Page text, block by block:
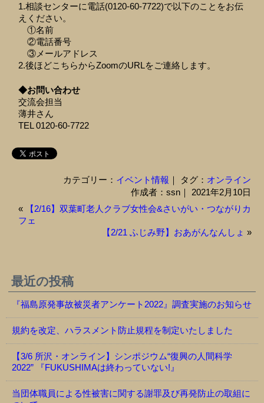
1.相談センターに電話(0120-60-7722)で以下のことをお伝
えください。
①名前
②電話番号
③メールアドレス
2.後ほどこちらからZoomのURLをご連絡します。
◆お問い合わせ
交流会担当
薄井さん
TEL 0120-60-7722
カテゴリー： イベント情報 ｜ タグ： オンライン
作成者：ssn｜ 2021年2月10日
«
【2/16】双葉町老人クラブ女性会&さいがい・つながりカ
フェ
【2/21 ふじみ野】おあがんなんしょ »
最近の投稿
『福島原発事故被災者アンケート2022』調査実施のお知らせ
規約を改定、ハラスメント防止規程を制定いたしました
【3/6 所沢・オンライン】シンポジウム“復興の人間科学
2022” 『FUKUSHIMAは終わっていない!』
当団体職員による性被害に関する謝罪及び再発防止の取組に